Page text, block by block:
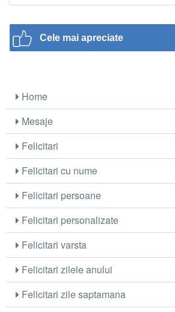
Cele mai apreciate
Home
Mesaje
Felicitari
Felicitari cu nume
Felicitari persoane
Felicitari personalizate
Felicitari varsta
Felicitari zilele anului
Felicitari zile saptamana